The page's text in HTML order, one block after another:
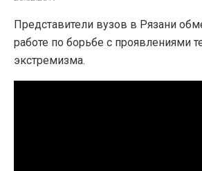
Представители вузов в Рязани
работе по борьбе с проявлениями
экстремизма.